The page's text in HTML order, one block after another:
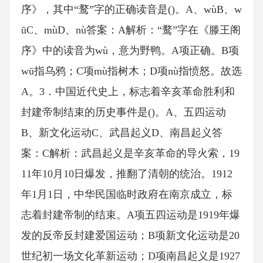
序》，其中“鹜”字的正确读音是()。A、wùB、w
ūC、mùD、nù答案：A解析：“鹜”字在《滕王阁
序》中的读音为wù，意为野鸭。A项正确。B项
wū指乌鸦；C项mù指树木；D项nù指愤怒。故选
A。3．中国近代史上，标志着辛亥革命胜利和
封建帝制结束的历史事件是()。A、五四运动
B、新文化运动C、武昌起义D、南昌起义答
案：C解析：武昌起义是辛亥革命的导火索，19
11年10月10日爆发，推翻了清朝的统治。1912
年1月1日，中华民国临时政府在南京成立，标
志着封建帝制的结束。A项五四运动是1919年爆
发的反帝反封建爱国运动；B项新文化运动是20
世纪初一场文化革新运动；D项南昌起义是1927